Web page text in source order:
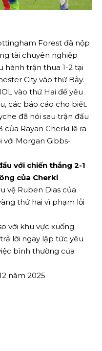
Forest đã nộp
tài chuyên nghiệp
hành trận thua 1-2 tại
City vào thứ Bảy.
vào thứ Hai để yêu
các báo cáo cho biết.
đã nói ⁠sau trận đấu
Rayan Cherki lẽ ra
Morgan Gibbs-
với chiến thắng 2-1
của Cherki
vệ Ruben Dias của
thứ hai vì phạm lỗi
với khu vực xuống
lời ngay lập tức yêu
bình thường của
năm 2025